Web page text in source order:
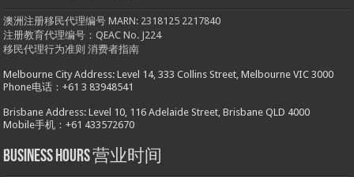
澳洲注册移民代理编号 MARN: 2318125 2217840
注册教育代理编号：QEAC No. J224
移民代理行为准则 消费者指南
Melbourne City Address: Level 14, 333 Collins Street, Melbourne VIC 3000
Phone电话：+61 3 83948541
Brisbane Address: Level 10, 116 Adelaide Street, Brisbane QLD 4000
Mobile手机：+61 433572670
Business hours 营业时间